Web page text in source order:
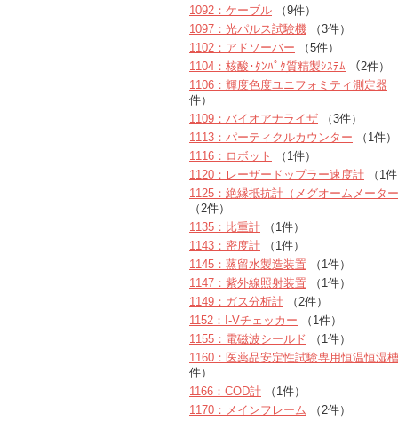
1092：ケーブル （9件）
1097：光パルス試験機 （3件）
1102：アドソーバー （5件）
1104：核酸･ﾀﾝﾊﾟｸ質精製ｼｽﾃﾑ （2件）
1106：輝度色度ユニフォミティ測定器
件）
1109：バイオアナライザ （3件）
1113：パーティクルカウンター （1件）
1116：ロボット
（1件）
1120：レーザードップラー速度計 （1
1125：絶縁抵抗計（メグオームメータ
（2件）
1135：比重計 （1件）
1143：密度計 （1件）
1145：蒸留水製造装置 （1件）
1147：紫外線照射装置 （1件）
1149：ガス分析計 （2件）
1152：I-Vチェッカー （1件）
1155：電磁波シールド （1件）
1160：医薬品安定性試験専用恒温恒湿槽
件）
1166：COD計 （1件）
1170：メインフレーム （2件）